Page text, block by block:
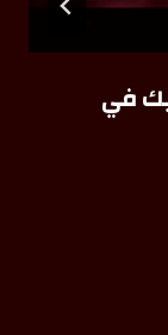
في